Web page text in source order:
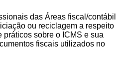
das Áreas fiscal/contábil
ou reciclagem a respeito
sobre o ICMS e sua
fiscais utilizados no